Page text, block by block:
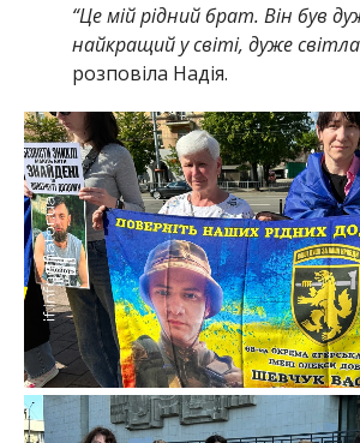
“Це мій рідний брат. Він був
найкращий у світі, дуже
розповіла Надія.